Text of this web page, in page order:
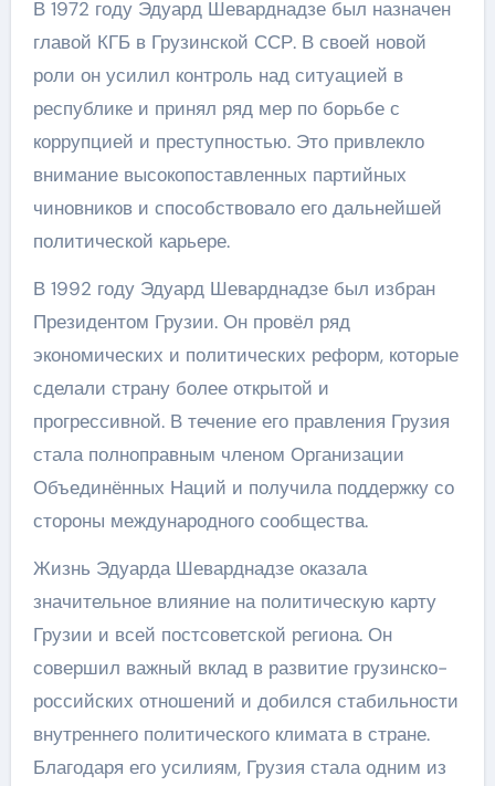
В 1972 году Эдуард Шеварднадзе был назначен
главой КГБ в Грузинской ССР. В своей новой
роли он усилил контроль над ситуацией в
республике и принял ряд мер по борьбе с
коррупцией и преступностью. Это привлекло
внимание высокопоставленных партийных
чиновников и способствовало его дальнейшей
политической карьере.
В 1992 году Эдуард Шеварднадзе был избран
Президентом Грузии. Он провёл ряд
экономических и политических реформ, которые
сделали страну более открытой и
прогрессивной. В течение его правления Грузия
стала полноправным членом Организации
Объединённых Наций и получила поддержку со
стороны международного сообщества.
Жизнь Эдуарда Шеварднадзе оказала
значительное влияние на политическую карту
Грузии и всей постсоветской региона. Он
совершил важный вклад в развитие грузинско-
российских отношений и добился стабильности
внутреннего политического климата в стране.
Благодаря его усилиям, Грузия стала одним из